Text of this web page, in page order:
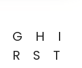
G H
I
R S
T